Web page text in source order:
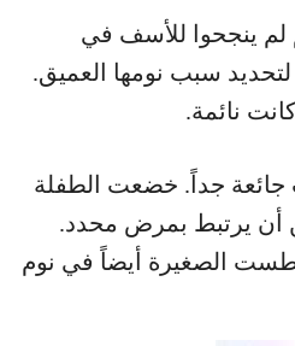
لم ينجحوا للأسف في
لتحديد سبب نومها العميق.
نائمة.
جائعة جداً. خضعت الطفلة
أن يرتبط بمرض محدد.
الصغيرة أيضاً في نوم